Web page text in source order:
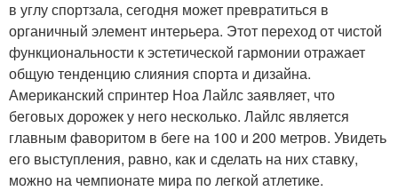
в углу спортзала, сегодня может превратиться в
органичный элемент интерьера. Этот переход от чистой
функциональности к эстетической гармонии отражает
общую тенденцию слияния спорта и дизайна.
Американский спринтер Ноа Лайлс заявляет, что
беговых дорожек у него несколько. Лайлс является
главным фаворитом в беге на 100 и 200 метров. Увидеть
его выступления, равно, как и сделать на них ставку,
можно на чемпионате мира по легкой атлетике.